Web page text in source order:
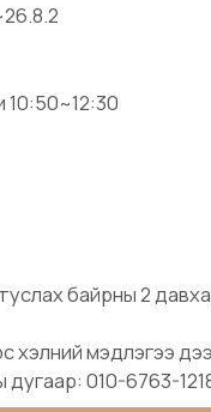
10:50~12:30
туслах байрны 2
мэдлэгээ
дугаар: 010-6763-